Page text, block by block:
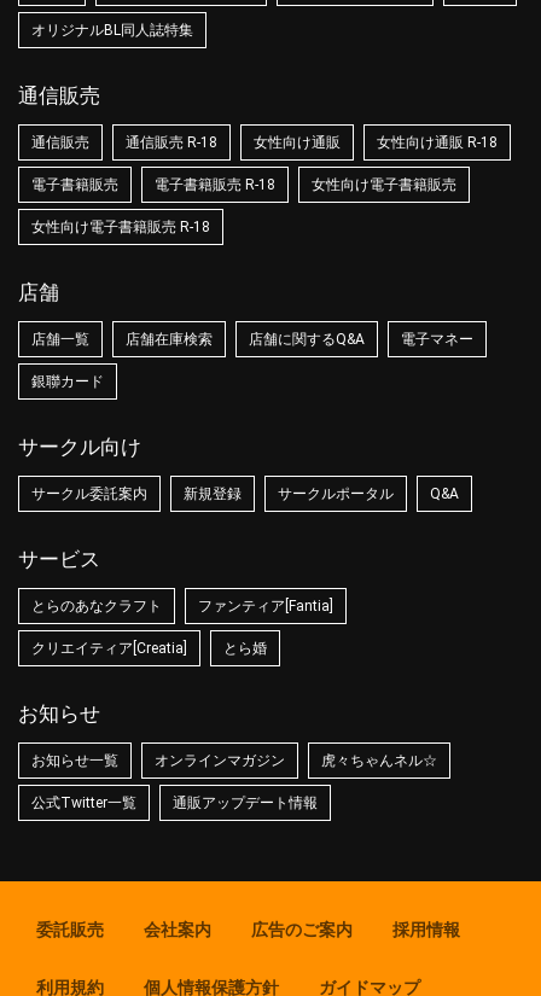
オリジナルBL同人誌特集
通信販売
通信販売 通信販売 R-18 女性向け通販 女性向け通販 R-18
電子書籍販売 電子書籍販売 R-18 女性向け電子書籍販売
女性向け電子書籍販売 R-18
店舗
店舗一覧 店舗在庫検索 店舗に関するQ&A 電子マネー
銀聯カード
サークル向け
サークル委託案内 新規登録 サークルポータル Q&A
サービス
とらのあなクラフト ファンティア[Fantia]
クリエイティア[Creatia] とら婚
お知らせ
お知らせ一覧 オンラインマガジン 虎々ちゃんネル☆
公式Twitter一覧 通販アップデート情報
委託販売 会社案内 広告のご案内 採用情報
利用規約 個人情報保護方針 ガイドマップ